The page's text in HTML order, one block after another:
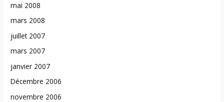
mai 2008
mars 2008
juillet 2007
mars 2007
janvier 2007
Décembre 2006
novembre 2006